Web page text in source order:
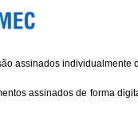
assinados individualmente
assinados de forma